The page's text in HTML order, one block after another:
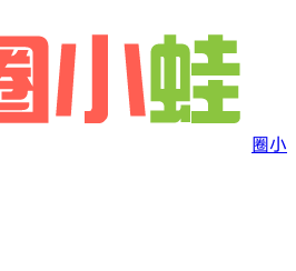
圈小